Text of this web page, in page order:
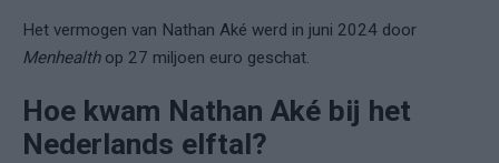
Het vermogen van Nathan Aké werd in juni 2024 door
Menhealthop 27 miljoen euro geschat.
Hoe kwam Nathan Aké bij het
Nederlands elftal?